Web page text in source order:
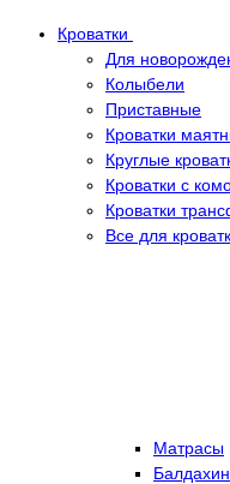
Кроватки
Для
Колыбели
Приставные
Кроватки
Круглые
Кроватки с
Кроватки
Все для
Матрасы